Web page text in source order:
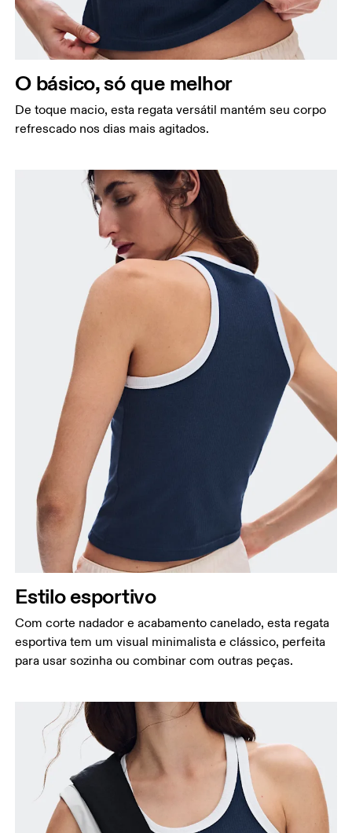
Busto
Meça a parte mais larga ao longo dos pontos do
Cintura
Meça ao redor da parte mais estreita da cintura.
Quadril
O básico, só que melhor
De toque macio, esta regata versátil mantém seu corpo
refrescado nos dias mais agitados.
Estilo esportivo
Com corte nadador e acabamento canelado, esta regata
esportiva tem um visual minimalista e clássico, perfeita
para usar sozinha ou combinar com outras peças.